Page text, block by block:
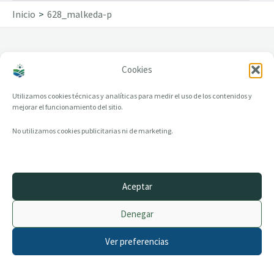
Cookies
Utilizamos cookies técnicas y analíticas para medir el uso de los contenidos y
mejorar el funcionamiento del sitio.
No utilizamos cookies publicitarias ni de marketing.
Aceptar
Denegar
Ver preferencias
Inicio 628_malkeda-p
628_malkeda-p
© 2014–2026 creandotuprovincia.es · Todos los derechos reservados
Política de Cookies
Archivo histórico